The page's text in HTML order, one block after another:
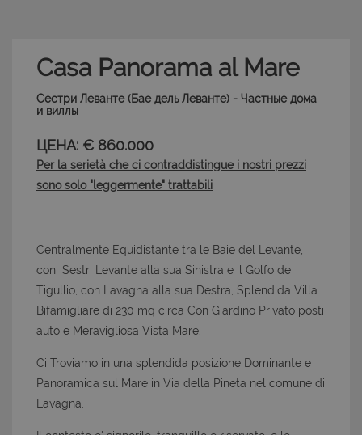
Casa Panorama al Mare
Сестри Леванте (Бае дель Леванте) - Частные дома
и виллы
ЦЕНА: € 860.000
Per la serietà che ci contraddistingue i nostri prezzi
sono solo "leggermente" trattabili
Centralmente Equidistante tra le Baie del Levante,
con Sestri Levante alla sua Sinistra e il Golfo de
Tigullio, con Lavagna alla sua Destra, Splendida Villa
Bifamigliare di 230 mq circa Con Giardino Privato posti
auto e Meravigliosa Vista Mare.
Ci Troviamo in una splendida posizione Dominante e
Panoramica sul Mare in Via della Pineta nel comune di
Lavagna.